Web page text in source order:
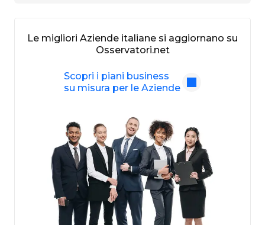
Le migliori Aziende italiane si aggiornano su
Osservatori.net
Scopri i piani business
su misura per le Aziende